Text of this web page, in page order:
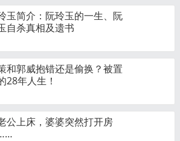
玉简介：阮玲玉的一生、阮
自杀真相及遗书
和郭威抱错还是偷换？被置
28年人生！
公上床，婆婆突然打开房